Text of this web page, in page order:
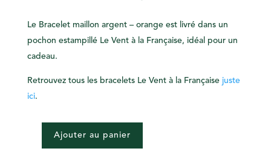
Le Bracelet maillon argent – orange est livré dans un
pochon estampillé Le Vent à la Française, idéal pour un
cadeau.
Retrouvez tous les bracelets Le Vent à la Française juste
ici.
QUANTITÉ
Ajouter au panier